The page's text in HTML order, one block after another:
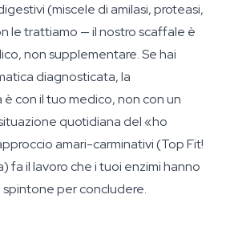
(miscele di amilasi, proteasi,
le trattiamo — il nostro scaffale è
non supplementare. Se hai
diagnosticata, la
con il tuo medico, non con un
quotidiana del «ho
amari-carminativi (Top Fit!
fa il lavoro che i tuoi enzimi hanno
per concludere.